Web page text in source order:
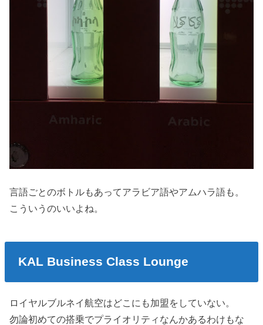
言語ごとのボトルもあってアラビア語やアムハラ語も。
こういうのいいよね。
KAL Business Class Lounge
ロイヤルブルネイ航空はどこにも加盟をしていない。
勿論初めての搭乗でプライオリティなんかあるわけもな